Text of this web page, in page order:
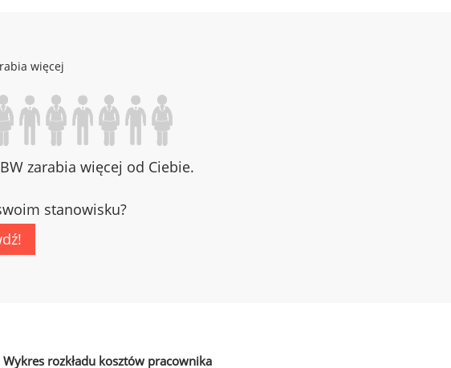
więcej
zarabia więcej od Ciebie.
stanowisku?
Wykres rozkładu kosztów pracownika